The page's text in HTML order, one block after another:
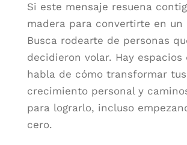
Si este mensaje resuena
madera para convertirte en un
Busca rodearte de personas
decidieron volar. Hay espacios
habla de cómo transformar
crecimiento personal y
para lograrlo, incluso
cero.